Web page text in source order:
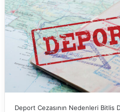
Deport Cezasının Nedenleri Bitlis